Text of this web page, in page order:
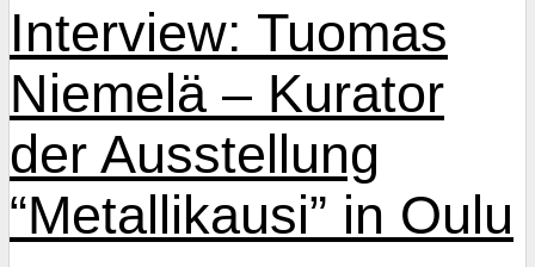
Interview: Tuomas
Niemelä – Kurator
der Ausstellung
“Metallikausi” in Oulu